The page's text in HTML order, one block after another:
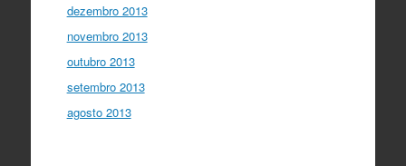
dezembro 2013
novembro 2013
outubro 2013
setembro 2013
agosto 2013